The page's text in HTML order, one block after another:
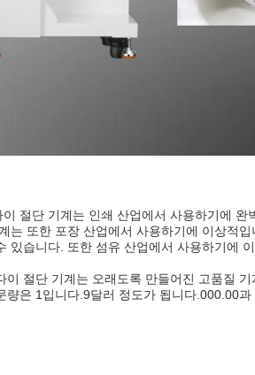
절단 기계는 인쇄 산업에서 사용하기에
는 또한 포장 산업에서 사용하기에 이상적
있습니다. 또한 섬유 산업에서 사용하기에
절단 기계는 오래도록 만들어진 고품질
량은 1입니다.9달러 정도가 됩니다.000.00